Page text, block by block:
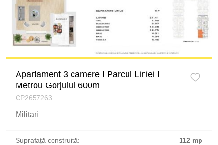
Apartament 3 camere I Parcul Liniei I
Metrou Gorjului 600m
CP2657263
Militari
Suprafață construită: 112 mp